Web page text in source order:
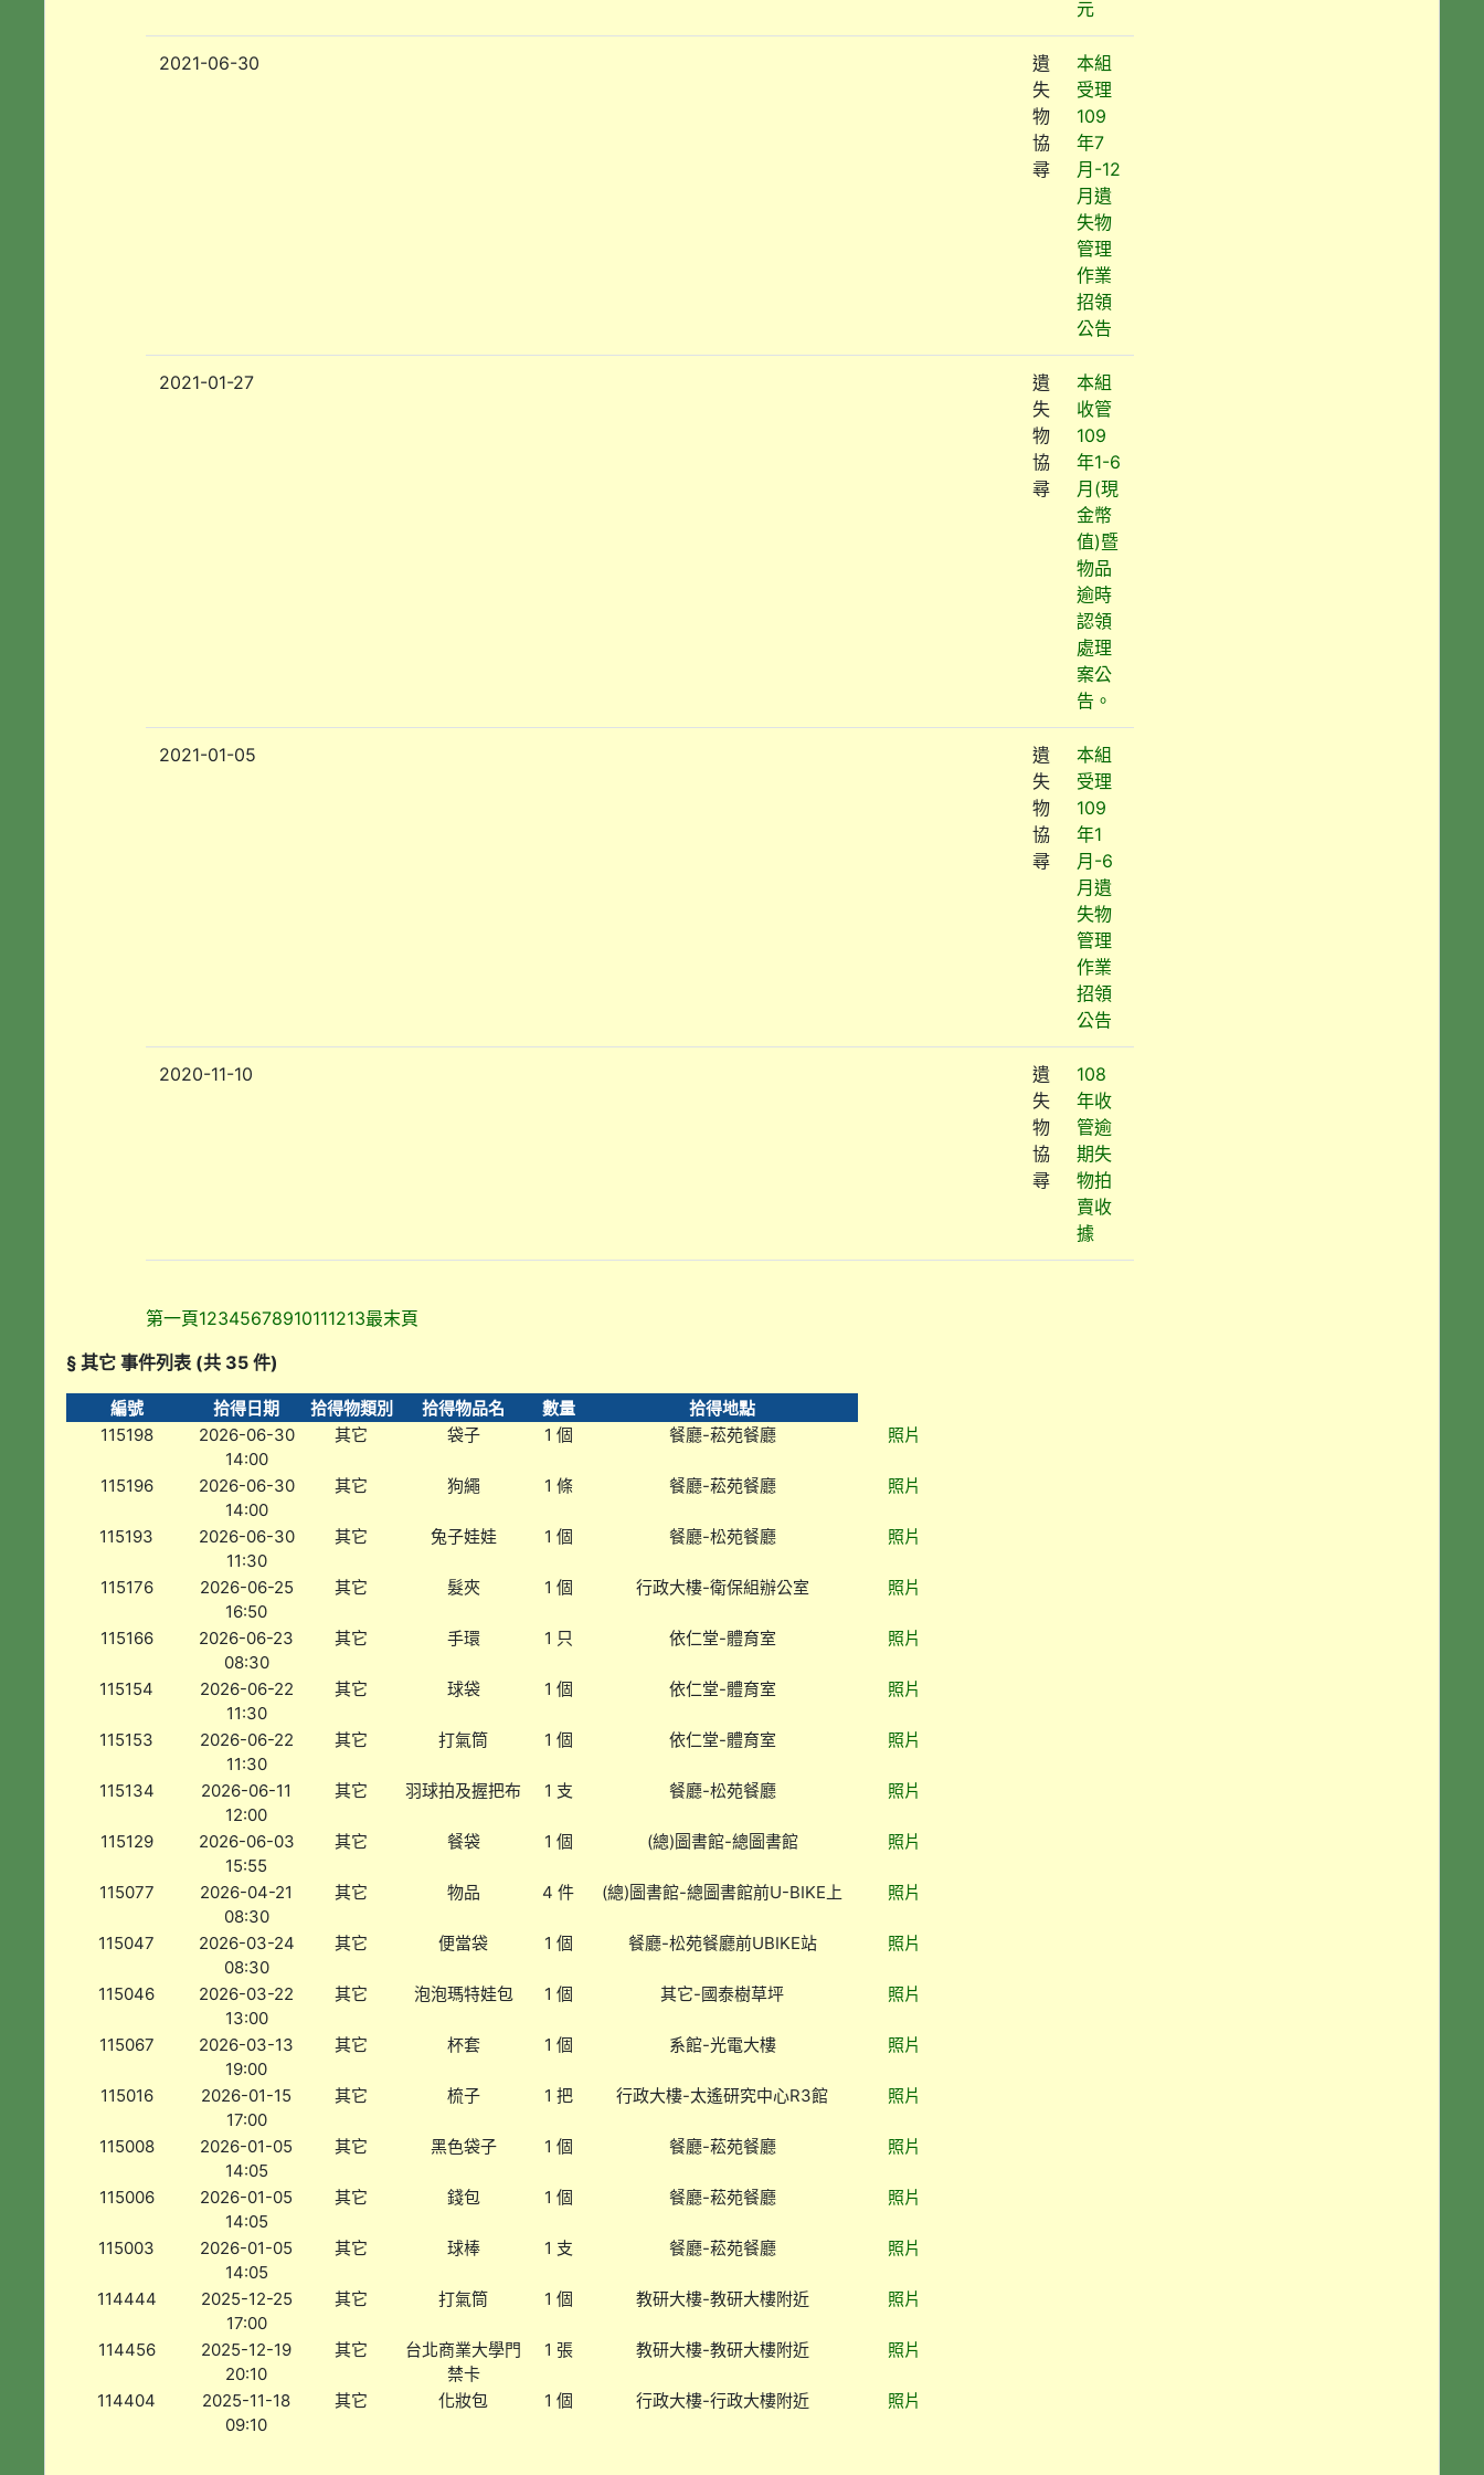
元
2021-06-30
遺
失
物
協
尋
本組
受理
109
年7
月-12
月遺
失物
管理
作業
招領
公告
2021-01-27
遺
失
物
協
尋
本組
收管
109
年1-6
月(現
金幣
值)暨
物品
逾時
認領
處理
案公
告。
2021-01-05
遺
失
物
協
尋
本組
受理
109
年1
月-6
月遺
失物
管理
作業
招領
公告
2020-11-10
遺
失
物
協
尋
108
年收
管逾
期失
物拍
賣收
據
第一頁12345678910111213最末頁
§ 其它 事件列表 (共 35 件)
編號 拾得日期 拾得物類別 拾得物品名 數量
拾得地點
115198
2026-06-30
14:00
其它 袋子 1 個 餐廳-菘苑餐廳 照片
115196
2026-06-30
14:00
其它 狗繩 1 條 餐廳-菘苑餐廳 照片
115193
2026-06-30
11:30
其它 兔子娃娃 1 個 餐廳-松苑餐廳 照片
115176
2026-06-25
16:50
其它 髮夾 1 個 行政大樓-衛保組辦公室 照片
115166
2026-06-23
08:30
其它 手環 1 只 依仁堂-體育室 照片
115154
2026-06-22
11:30
其它 球袋 1 個 依仁堂-體育室 照片
115153
2026-06-22
11:30
其它 打氣筒 1 個 依仁堂-體育室 照片
115134
2026-06-11
12:00
其它 羽球拍及握把布 1 支 餐廳-松苑餐廳 照片
115129
2026-06-03
15:55
其它 餐袋 1 個 (總)圖書館-總圖書館 照片
115077
2026-04-21
08:30
其它 物品 4 件 (總)圖書館-總圖書館前U-BIKE上 照片
115047
2026-03-24
08:30
其它 便當袋 1 個 餐廳-松苑餐廳前UBIKE站 照片
115046
2026-03-22
13:00
其它 泡泡瑪特娃包 1 個 其它-國泰樹草坪 照片
115067
2026-03-13
19:00
其它 杯套 1 個 系館-光電大樓 照片
115016
2026-01-15
17:00
其它 梳子 1 把 行政大樓-太遙研究中心R3館 照片
115008
2026-01-05
14:05
其它 黑色袋子 1 個 餐廳-菘苑餐廳 照片
115006
2026-01-05
14:05
其它 錢包 1 個 餐廳-菘苑餐廳 照片
115003
2026-01-05
14:05
其它 球棒 1 支 餐廳-菘苑餐廳 照片
114444
2025-12-25
17:00
其它 打氣筒 1 個 教研大樓-教研大樓附近 照片
114456
2025-12-19
20:10
其它
台北商業大學門
禁卡
1 張 教研大樓-教研大樓附近 照片
114404
2025-11-18
09:10
其它 化妝包 1 個 行政大樓-行政大樓附近 照片